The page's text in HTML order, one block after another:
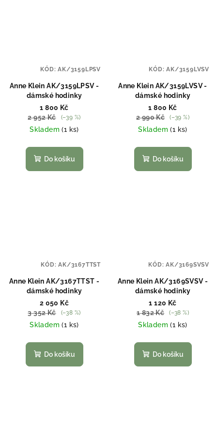
Anne Klein AK/3159LPSV -
dámské hodinky
1 800 Kč
2 952 Kč
(–39 %)
Skladem(1 ks)
Do košíku
KÓD:AK/3159LPSV
Anne Klein AK/3159LVSV -
dámské hodinky
1 800 Kč
2 990 Kč
(–39 %)
Skladem(1 ks)
Do košíku
KÓD:AK/3159LVSV
Anne Klein AK/3167TTST -
dámské hodinky
2 050 Kč
3 352 Kč
(–38 %)
Skladem(1 ks)
Do košíku
KÓD:AK/3167TTST
Anne Klein AK/3169SVSV -
dámské hodinky
1 120 Kč
1 832 Kč
(–38 %)
Skladem(1 ks)
Do košíku
KÓD:AK/3169SVSV